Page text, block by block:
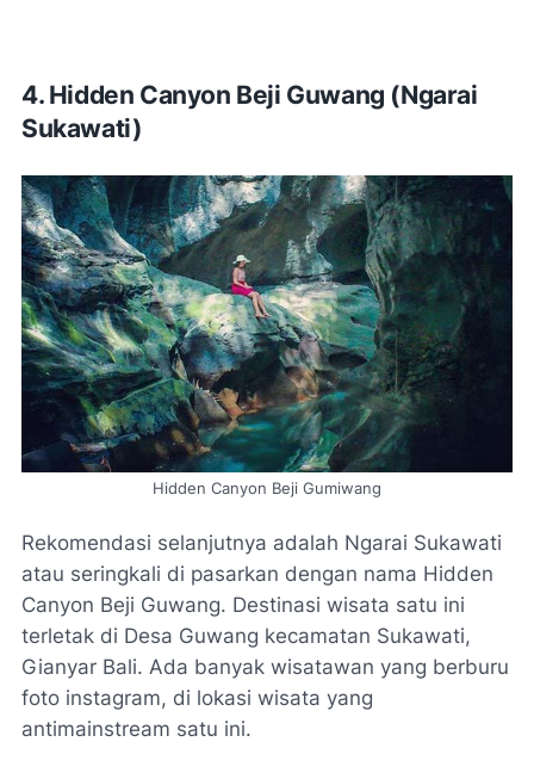
4. Hidden Canyon Beji Guwang (Ngarai
Sukawati)
Hidden Canyon Beji Gumiwang
Rekomendasi selanjutnya adalah Ngarai Sukawati
atau seringkali di pasarkan dengan nama Hidden
Canyon Beji Guwang. Destinasi wisata satu ini
terletak di Desa Guwang kecamatan Sukawati,
Gianyar Bali. Ada banyak wisatawan yang berburu
foto instagram, di lokasi wisata yang
antimainstream satu ini.